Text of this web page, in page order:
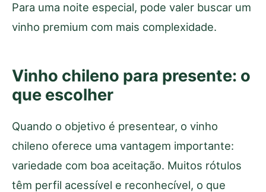
Para uma noite especial, pode valer buscar um
vinho premium com mais complexidade.
Vinho chileno para presente: o
que escolher
Quando o objetivo é presentear, o vinho
chileno oferece uma vantagem importante:
variedade com boa aceitação. Muitos rótulos
têm perfil acessível e reconhecível, o que